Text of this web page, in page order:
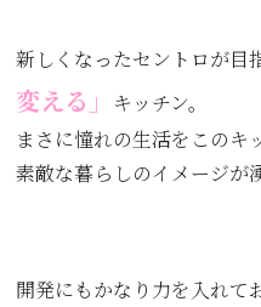
新しくなったセントロが目
変える」
キッチン。
まさに憧れの生活をこのキ
素敵な暮らしのイメージが
開発にもかなり力を入れて